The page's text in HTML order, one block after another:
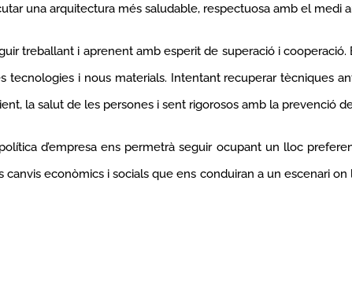
una arquitectura més saludable, respectuosa amb el medi
treballant i aprenent amb esperit de superació i
tecnologies i nous materials. Intentant recuperar tècniques
la salut de les persones i sent rigorosos amb la prevenció
d’empresa ens permetrà seguir ocupant un lloc
canvis econòmics i socials que ens conduiran a un escenari on